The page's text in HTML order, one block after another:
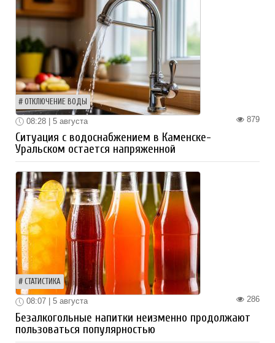
ОТКЛЮЧЕНИЕ ВОДЫ
879
08:28 | 5 августа
Ситуация с водоснабжением в Каменске-
Уральском остается напряженной
СТАТИСТИКА
286
08:07 | 5 августа
Безалкогольные напитки неизменно продолжают
пользоваться популярностью